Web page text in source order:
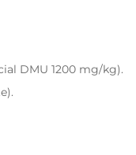
DMU 1200 mg/kg).